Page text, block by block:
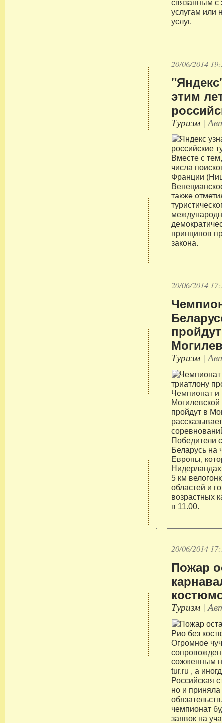
связанным с
услугам или
услуг.
20/06/2014
этим
Туризм |
Вместе с
числа
Франции
также
принципов
закона.
20/06/2014
Туризм |
Чемпионат и
Могилевской
пройдут в
Победители
Беларусь на
Европы,
5 км
областей и
возрастных
в 11.00.
20/06/2014
Пожар
Туризм |
Огромное
сожженным
tur.ru , а
Российская
но и
чемпионат
заявок на